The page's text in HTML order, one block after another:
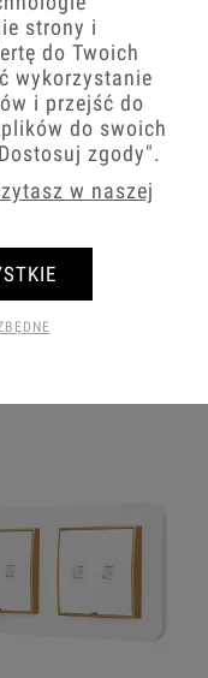
mat/złoty
zł
strony i
do Twoich
wykorzystanie
i przejść do
do swoich
zgody".
w naszej